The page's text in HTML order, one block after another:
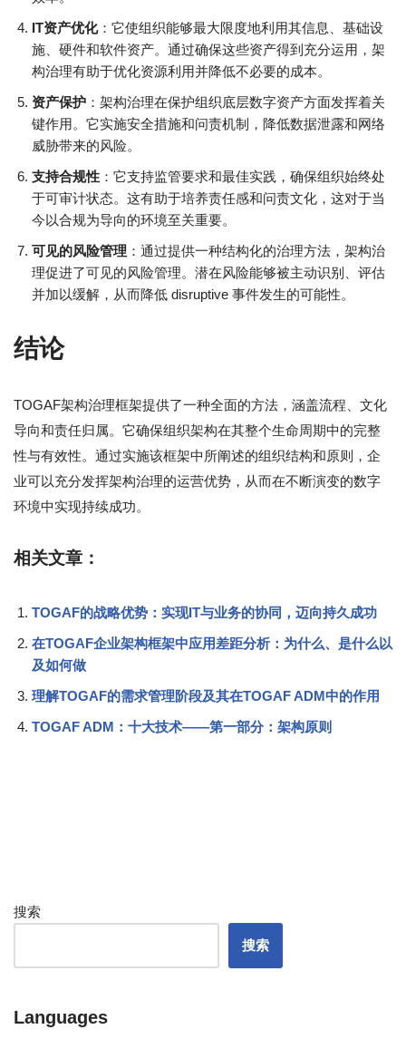
IT资产优化：它使组织能够最大限度地利用其信息、基础设
施、硬件和软件资产。通过确保这些资产得到充分运用，架
构治理有助于优化资源利用并降低不必要的成本。
资产保护 ：架构治理在保护组织底层数字资产方面发挥着关
键作用。它实施安全措施和问责机制，降低数据泄露和网络
威胁带来的风险。
支持合规性 ：它支持监管要求和最佳实践，确保组织始终处
于可审计状态。这有助于培养责任感和问责文化，这对于当
今以合规为导向的环境至关重要。
可见的风险管理 ：通过提供一种结构化的治理方法，架构治
理促进了可见的风险管理。潜在风险能够被主动识别、评估
并加以缓解，从而降低 disruptive 事件发生的可能性。
结论
TOGAF架构治理框架提供了一种全面的方法，涵盖流程、文化
导向和责任归属。它确保组织架构在其整个生命周期中的完整
性与有效性。通过实施该框架中所阐述的组织结构和原则，企
业可以充分发挥架构治理的运营优势，从而在不断演变的数字
环境中实现持续成功。
相关文章：
TOGAF的战略优势：实现IT与业务的协同，迈向持久成功
在TOGAF企业架构框架中应用差距分析：为什么、是什么以
及如何做
理解TOGAF的需求管理阶段及其在TOGAF ADM中的作用
TOGAF ADM：十大技术——第一部分：架构原则
搜索
搜索
Languages